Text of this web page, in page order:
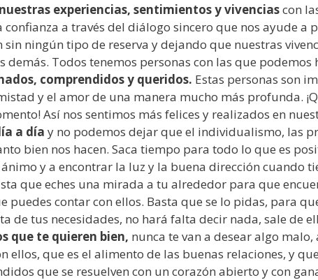
experiencias, sentimientos y vivenciascon
a través del diálogo sincero que nos ayude a
ningún tipo de reserva y dejando que nuestras
demás. Todos tenemos personas con las que
comprendidos y queridos. Estas personas son
y el amor de una manera mucho más profunda.
Así nos sentimos más felices y realizados en
a día y no podemos dejar que el individualismo, las
bien nos hacen. Saca tiempo para todo lo que es
y a encontrar la luz y la buena dirección cuando
que eches una mirada a tu alrededor para que
puedes contar con ellos. Basta que se lo pidas, para
de tus necesidades, no hará falta decir nada, sale de
que te quieren bien, nunca te van a desear algo
ellos, que es el alimento de las buenas relaciones, y
que se resuelven con un corazón abierto y con